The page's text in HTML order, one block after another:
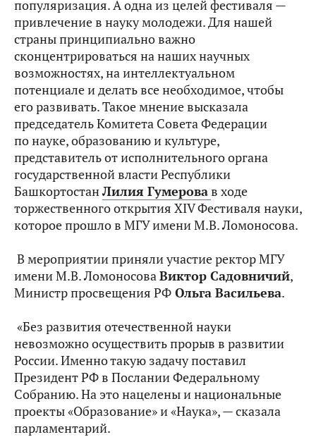
популяризация. А одна из целей фестиваля —
привлечение в науку молодежи. Для нашей
страны принципиально важно
сконцентрироваться на наших научных
возможностях, на интеллектуальном
потенциале и делать все необходимое, чтобы
его развивать. Такое мнение высказала
председатель Комитета Совета Федерации
по науке, образованию и культуре,
представитель от исполнительного органа
государственной власти Республики
БашкортостанЛилия Гумеровав ходе
торжественного открытия XIV Фестиваля науки,
которое прошло в МГУ имени М.В. Ломоносова.
В мероприятии приняли участие ректор МГУ
имени М.В. ЛомоносоваВиктор Садовничий,
Министр просвещения РФ Ольга Васильева.
«Без развития отечественной науки
невозможно осуществить прорыв в развитии
России. Именно такую задачу поставил
Президент РФ в Послании Федеральному
Собранию. На это нацелены и национальные
проекты «Образование» и «Наука», — сказала
парламентарий.